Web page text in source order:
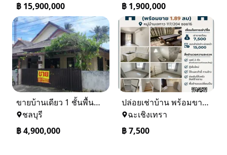
฿ 15,900,000
฿ 1,900,000
ขายบ้านเดียว 1 ชั้นพื้นที่ 102 ตรว บางละมุง ชลบุรี
ชลบุรี
฿4,900,000
ปล่อยเช่าบ้าน พร้อมขาย หมู่บ้านเจทาว ตำบลแสนภูดาษ
ฉะเชิงเทรา
฿7,500